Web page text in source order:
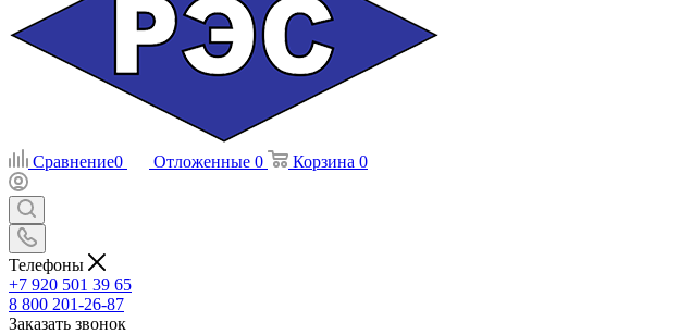
Сравнение0 Отложенные 0 Корзина 0
Телефоны
+7 920 501 39 65
8 800 201-26-87
Заказать звонок